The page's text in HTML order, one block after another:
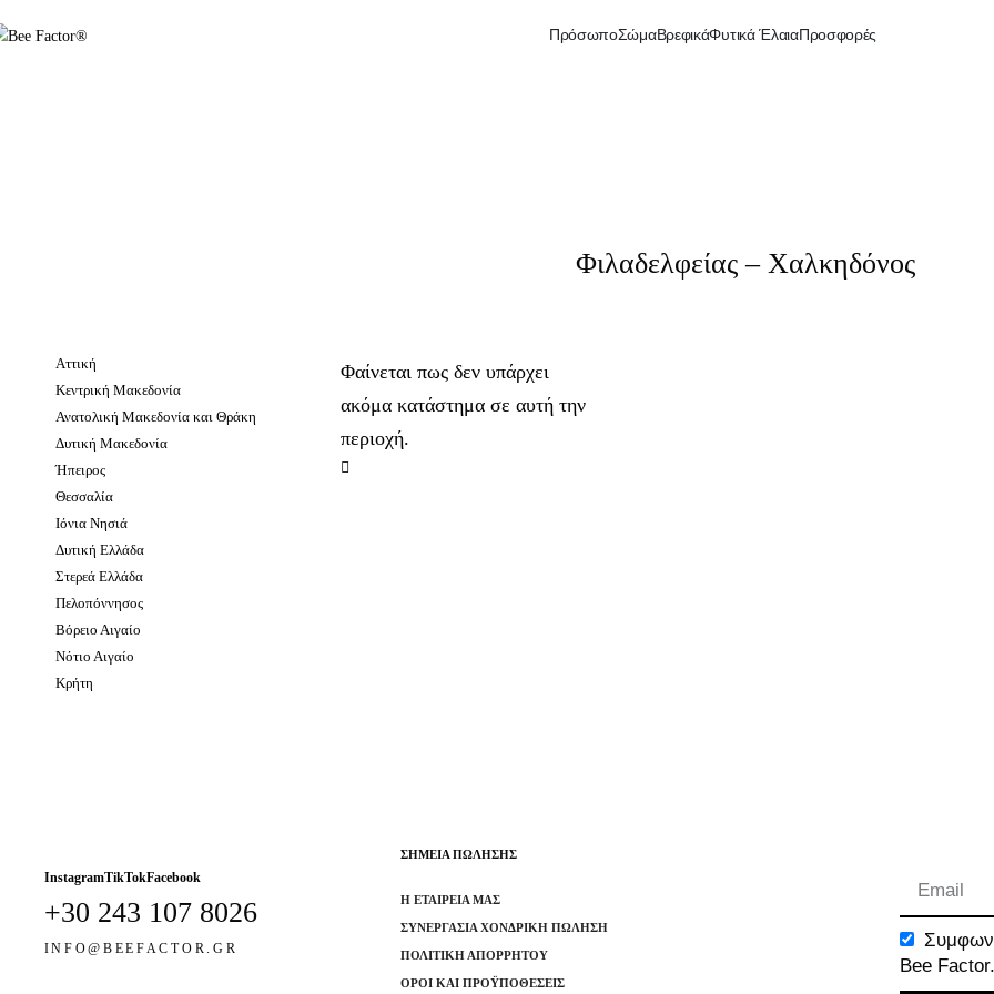
ΠρόσωποΣώμαΒρεφικάΦυτικά ΈλαιαΠροσφορές
Φιλαδελφείας – Χαλκηδόνος
Aττική
Κεντρική Μακεδονία
Ανατολική Μακεδονία και Θράκη
Δυτική Μακεδονία
Ήπειρος
Θεσσαλία
Ιόνια Νησιά
Δυτική Ελλάδα
Στερεά Ελλάδα
Πελοπόννησος
Βόρειο Αιγαίο
Νότιο Αιγαίο
Κρήτη
Φαίνεται πως δεν υπάρχει
ακόμα κατάστημα σε αυτή την
περιοχή.
InstagramTikTokFacebook
+30 243 107 8026
INFO@BEEFACTOR.GR
ΣΗΜΕΙΑ ΠΩΛΗΣΗΣ
Η ΕΤΑΙΡΕΊΑ ΜΑΣ
ΣΥΝΕΡΓΑΣΊΑ ΧΟΝΔΡΙΚΉ ΠΏΛΗΣΗ
ΠΟΛΙΤΙΚΉ ΑΠΟΡΡΉΤΟΥ
ΌΡΟΙ ΚΑΙ ΠΡΟΫΠΟΘΈΣΕΙΣ
Bee Factor.